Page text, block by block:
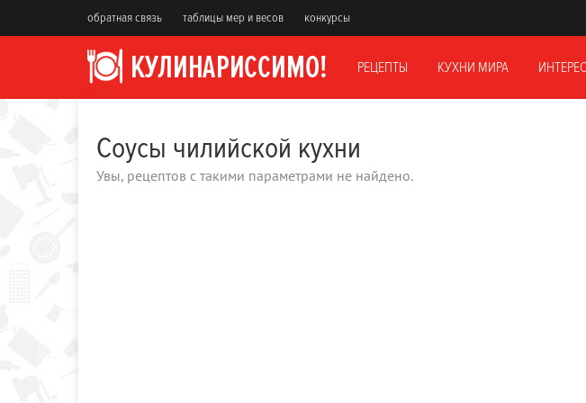
обратная связь таблицы мер и весов конкурсы
РЕЦЕПТЫ КУХНИ МИРА
Соусы чилийской кухни
Увы, рецептов с такими параметрами не найдено.